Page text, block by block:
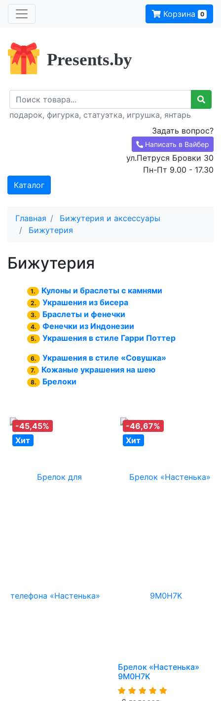
Корзина 0
Presents.by
подарок, фигурка, статуэтка, игрушка, янтарь
Задать вопрос?
Написать в Вайбер
ул.Петруся Бровки 30
Пн-Пт 9.00 - 17.30
Каталог
Главная
Бижутерия и аксессуары
Бижутерия
Бижутерия
1. Кулоны и браслеты с камнями
2. Украшения из бисера
3. Браслеты и фенечки
4. Фенечки из Индонезии
5. Украшения в стиле Гарри Поттер
6. Украшения в стиле «Совушка»
7. Кожаные украшения на шею
8. Брелоки
-45,45%
Хит
-46,67%
Хит
Брелок «Настенька»
9M0H7K